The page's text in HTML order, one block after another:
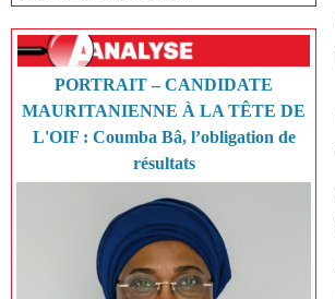
PORTRAIT – CANDIDATE
MAURITANIENNE À LA TÊTE DE
L'OIF : Coumba Bâ, l’obligation de
résultats